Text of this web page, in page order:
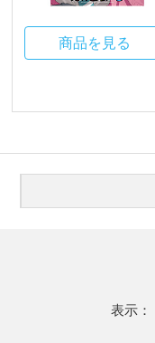
商品を見る
表示：